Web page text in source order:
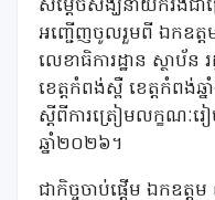
សម្តេចសង្ឃនាយករងជា
អញ្ជើញចូលរួមពី ឯកឧត្
លេខាធិការដ្ឋាន ស្ថាប័ន
ខេត្តកំពង់ស្ពឺ ខេត្តកំពង់ឆ្
ស្តីពីការត្រៀមលក្ខណៈរ
ឆ្នាំ២០២៦។
ជាកិច្ចចាប់ផ្តើម ឯកឧត្